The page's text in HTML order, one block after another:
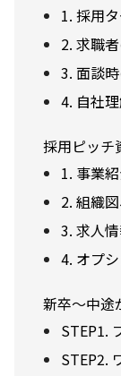
1. 採用
2. 求職
3. 面談
4. 自社
採用ピッチ
1. 事業
2. 組織
3. 求人
4. オプ
新卒〜中途
STEP1.
STEP2.